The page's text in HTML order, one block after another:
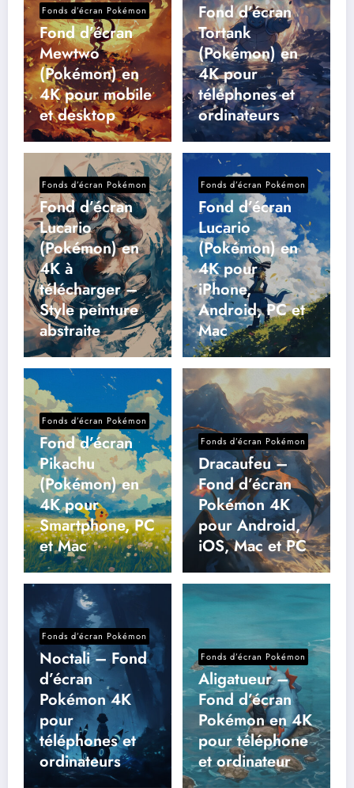
Fonds d’écran Pokémon
Fond d’écran
Mewtwo
(Pokémon) en
4K pour mobile
et desktop
Fond d’écran
Tortank
(Pokémon) en
4K pour
téléphones et
ordinateurs
Fonds d’écran Pokémon
Fond d’écran
Lucario
(Pokémon) en
4K à
télécharger –
Style peinture
abstraite
Fonds d’écran Pokémon
Fond d’écran
Lucario
(Pokémon) en
4K pour
iPhone,
Android, PC et
Mac
Fonds d’écran Pokémon
Fond d’écran
Pikachu
(Pokémon) en
4K pour
Smartphone, PC
et Mac
Fonds d’écran Pokémon
Dracaufeu –
Fond d’écran
Pokémon 4K
pour Android,
iOS, Mac et PC
Fonds d’écran Pokémon
Noctali – Fond
d’écran
Pokémon 4K
pour
téléphones et
ordinateurs
Fonds d’écran Pokémon
Aligatueur –
Fond d’écran
Pokémon en 4K
pour téléphone
et ordinateur